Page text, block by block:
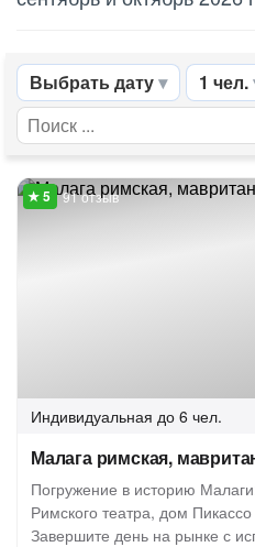
Выбрать дату 1 чел.
91 отзыв
Индивидуальная до 6 чел.
Малага римская,
Погружение в историю
Римского театра, дом
Завершите день на рынке с